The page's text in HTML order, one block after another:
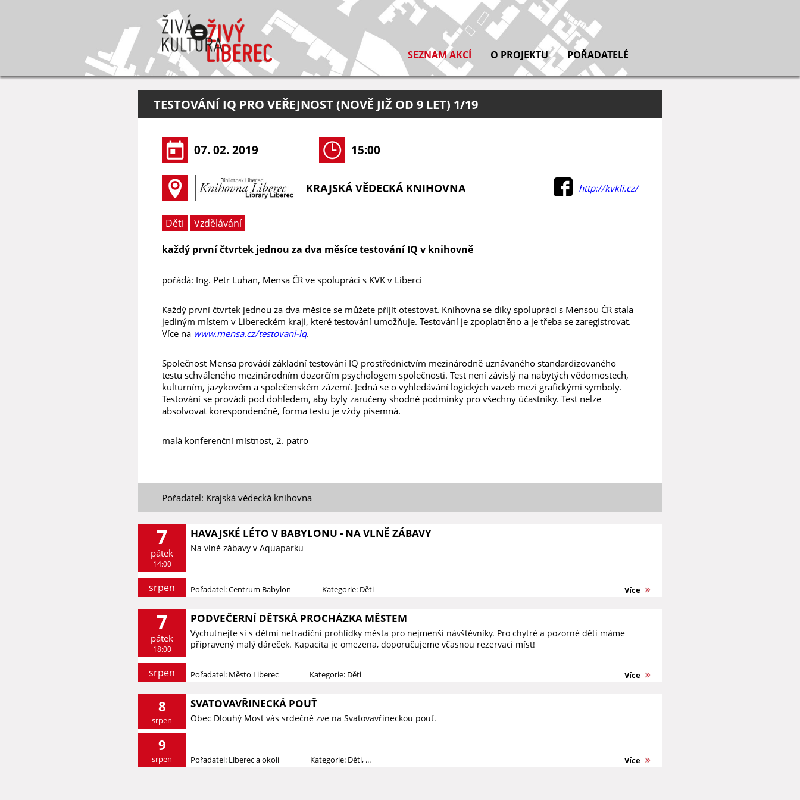
SEZNAM AKCÍ O PROJEKTU POŘADATELÉ
TESTOVÁNÍ IQ PRO VEŘEJNOST (NOVĚ JIŽ OD 9 LET) 1/19
07. 02. 2019 15:00
KRAJSKÁ VĚDECKÁ KNIHOVNA http://kvkli.cz/
Děti
Vzdělávání
každý první čtvrtek jednou za dva měsíce testování IQ v knihovně
pořádá: Ing. Petr Luhan, Mensa ČR ve spolupráci s KVK v Liberci
Každý první čtvrtek jednou za dva měsíce se můžete přijít otestovat. Knihovna se díky spolupráci s Mensou ČR stala
jediným místem v Libereckém kraji, které testování umožňuje. Testování je zpoplatněno a je třeba se zaregistrovat.
Více na www.mensa.cz/testovani-iq.
Společnost Mensa provádí základní testování IQ prostřednictvím mezinárodně uznávaného standardizovaného
testu schváleného mezinárodním dozorčím psychologem společnosti. Test není závislý na nabytých vědomostech,
kulturním, jazykovém a společenském zázemí. Jedná se o vyhledávání logických vazeb mezi grafickými symboly.
Testování se provádí pod dohledem, aby byly zaručeny shodné podmínky pro všechny účastníky. Test nelze
absolvovat korespondenčně, forma testu je vždy písemná.
malá konferenční místnost, 2. patro
Pořadatel: Krajská vědecká knihovna
7
pátek
14:00
srpen
HAVAJSKÉ LÉTO V BABYLONU - NA VLNĚ ZÁBAVY
Na vlně zábavy v Aquaparku
Pořadatel: Centrum Babylon Kategorie: Děti Více
7
pátek
18:00
srpen
PODVEČERNÍ DĚTSKÁ PROCHÁZKA MĚSTEM
Vychutnejte si s dětmi netradiční prohlídky města pro nejmenší návštěvníky. Pro chytré a pozorné děti máme
připravený malý dáreček. Kapacita je omezena, doporučujeme včasnou rezervaci míst!
Pořadatel: Město Liberec Kategorie: Děti Více
8
srpen
9
srpen
SVATOVAVŘINECKÁ POUŤ
Obec Dlouhý Most vás srdečně zve na Svatovavřineckou pouť.
Pořadatel: Liberec a okolí Kategorie: Děti, ... Více